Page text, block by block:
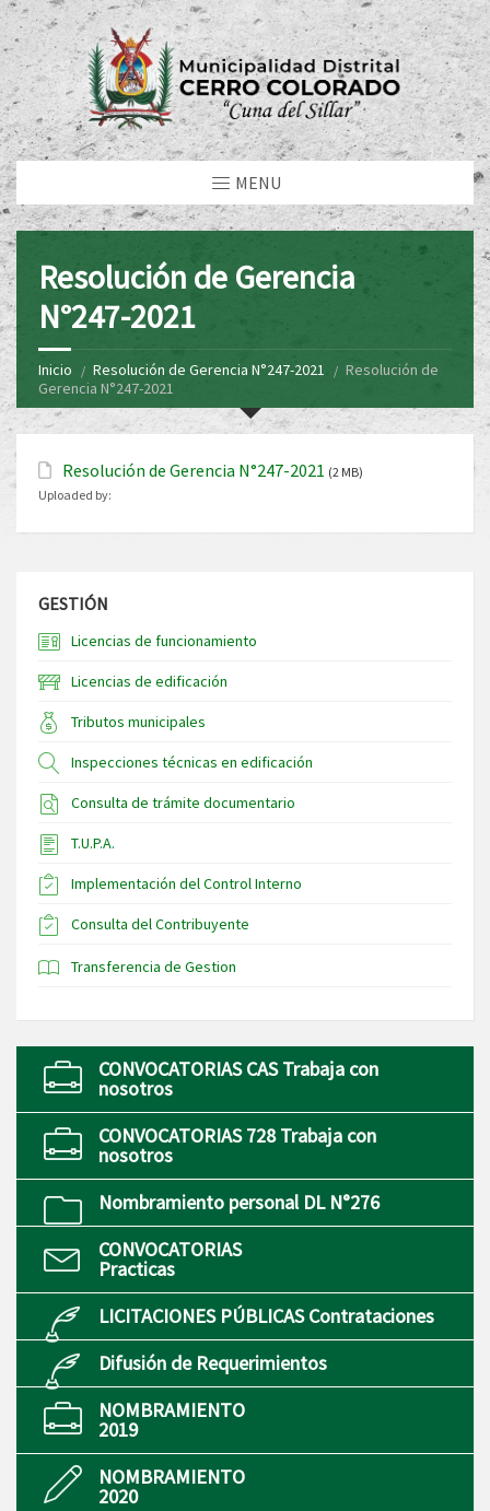
MENU
Resolución de Gerencia
N°247-2021
Inicio Resolución de Gerencia N°247-2021
Resolución de
Gerencia N°247-2021
Resolución de Gerencia N°247-2021 (2 MB)
Uploaded by:
GESTIÓN
Licencias de funcionamiento
Licencias de edificación
Tributos municipales
Inspecciones técnicas en edificación
Consulta de trámite documentario
T.U.P.A.
Implementación del Control Interno
Consulta del Contribuyente
Transferencia de Gestion
CONVOCATORIAS CAS Trabaja con
nosotros
CONVOCATORIAS 728 Trabaja con
nosotros
Nombramiento personal DL N°276
CONVOCATORIAS
Practicas
LICITACIONES PÚBLICAS Contrataciones
Difusión de Requerimientos
NOMBRAMIENTO
2019
NOMBRAMIENTO
2020